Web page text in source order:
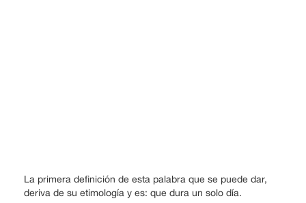
La primera definición de esta palabra que se puede dar,
deriva de su etimología y es: que dura un solo día.